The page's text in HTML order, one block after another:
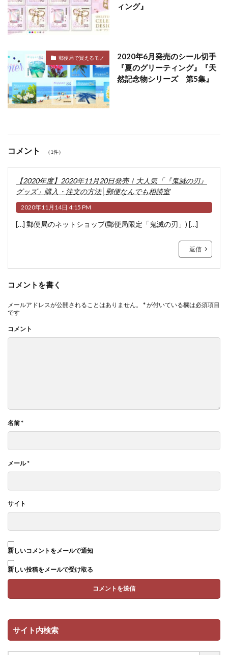
ィング』
郵便局で買えるモノ
2020年6月発売のシール切手
『夏のグリーティング』『天
然記念物シリーズ 第5集』
コメント （1件）
【2020年度】2020年11月20日発売！大人気「『鬼滅の刃』
グッズ」購入・注文の方法│郵便なんでも相談室
2020年11月14日 4:15 PM
[…] 郵便局のネットショップ(郵便局限定「鬼滅の刃」) […]
返信
コメントを書く
メールアドレスが公開されることはありません。 *が付いている欄は必須項目
です
コメント
名前*
メール*
サイト
新しいコメントをメールで通知
新しい投稿をメールで受け取る
サイト内検索